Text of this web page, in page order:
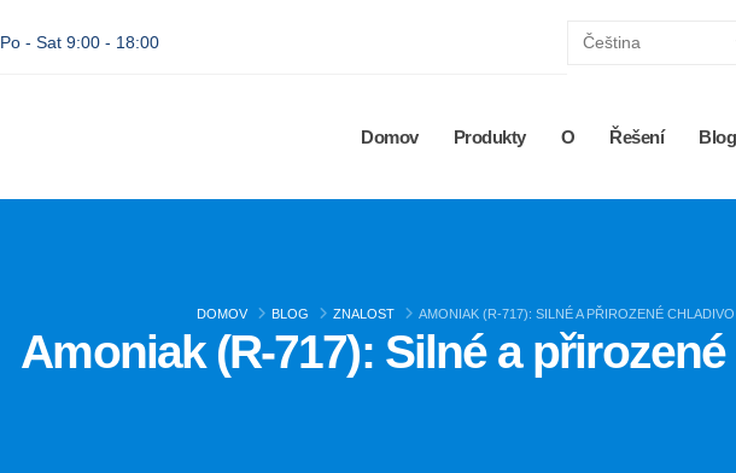
Po - Sat 9:00 - 18:00
Domov Produkty O Řešení Blog
DOMOV BLOG ZNALOST AMONIAK (R-717): SILNÉ A PŘIROZENÉ CHLADIVO
Amoniak (R-717): Silné a